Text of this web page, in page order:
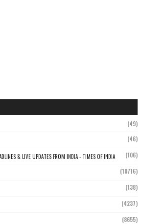
(49)
(46)
& LIVE UPDATES FROM INDIA - TIMES OF INDIA (106)
(10716)
(138)
(4237)
(8655)